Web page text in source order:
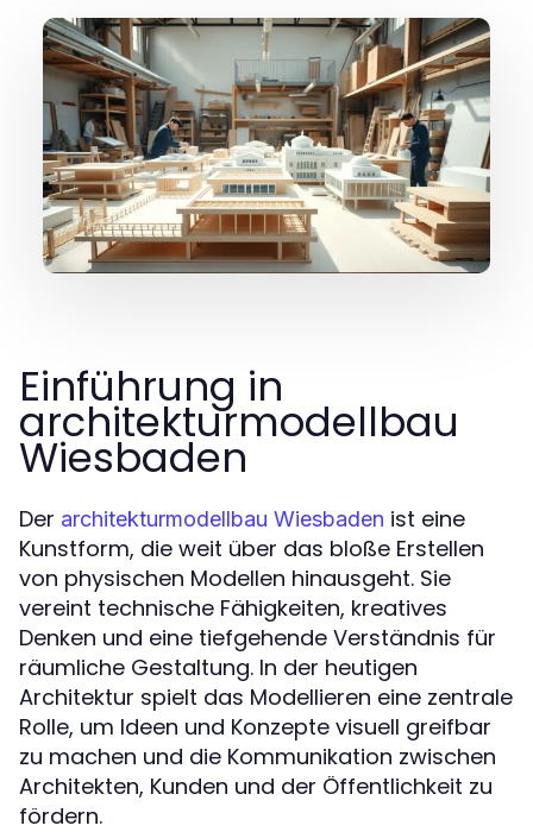
Einführung in
architekturmodellbau
Wiesbaden
Der architekturmodellbau Wiesbaden ist eine
Kunstform, die weit über das bloße Erstellen
von physischen Modellen hinausgeht. Sie
vereint technische Fähigkeiten, kreatives
Denken und eine tiefgehende Verständnis für
räumliche Gestaltung. In der heutigen
Architektur spielt das Modellieren eine zentrale
Rolle, um Ideen und Konzepte visuell greifbar
zu machen und die Kommunikation zwischen
Architekten, Kunden und der Öffentlichkeit zu
fördern.